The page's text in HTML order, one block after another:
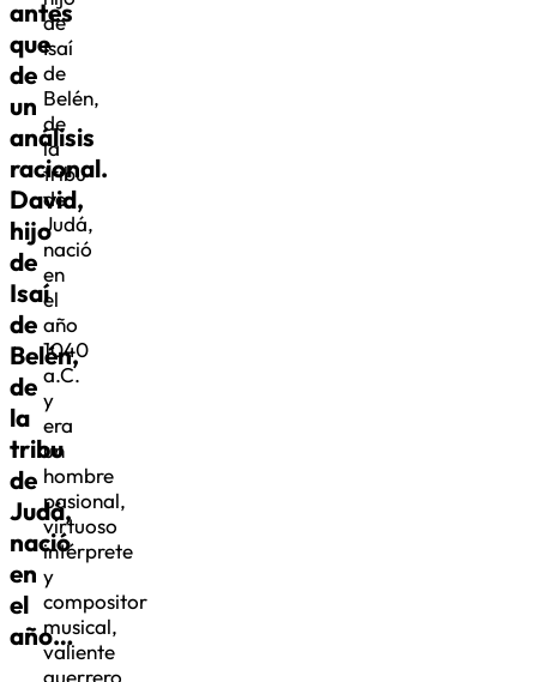
antes
que
de
un
análisis
racional.
David,
hijo
de
Isaí
de
Belén,
de
la
tribu
de
Judá,
nació
en
el
año…
de
Isaí
de
Belén,
de
la
tribu
de
Judá,
nació
en
el
año
1040
a.C.
y
era
un
hombre
pasional,
virtuoso
intérprete
y
compositor
musical,
valiente